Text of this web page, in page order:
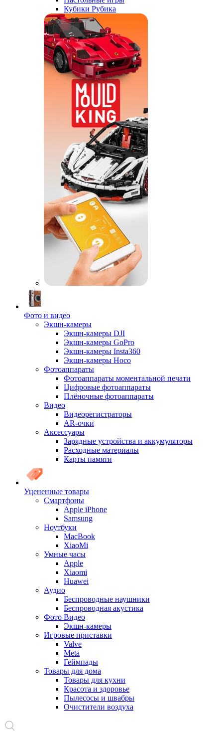
Кубики Рубика
Фото и видео
Экшн-камеры
Экшн-камеры DJI
Экшн-камеры GoPro
Экшн-камеры Insta360
Экшн-камеры Hoco
Фотоаппараты
Фотоаппараты моментальной печати
Цифровые фотоаппараты
Плёночные фотоаппараты
Видео
Видеорегистраторы
AR-очки
Аксессуары
Зарядные устройства и аккумуляторы
Расходные материалы
Карты памяти
Уцененные товары
Cмартфоны
Apple iPhone
Samsung
Ноутбуки
MacBook
XiaoMi
Умные часы
Apple
Xiaomi
Huawei
Аудио
Беспроводные наушники
Беспроводная акустика
Фото Видео
Экшн-камеры
Игровые приставки
Valve
Meta
Геймпады
Товары для дома
Товары для кухни
Красота и здоровье
Пылесосы и швабры
Очистители воздуха